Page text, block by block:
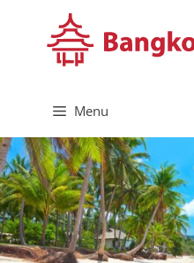
content
Menu